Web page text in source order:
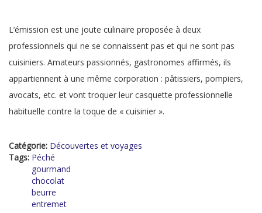
L’émission est une joute culinaire proposée à deux
professionnels qui ne se connaissent pas et qui ne sont pas
cuisiniers. Amateurs passionnés, gastronomes affirmés, ils
appartiennent à une même corporation : pâtissiers, pompiers,
avocats, etc. et vont troquer leur casquette professionnelle
habituelle contre la toque de « cuisinier ».
Catégorie: Découvertes et voyages
Tags: Péché
gourmand
chocolat
beurre
entremet